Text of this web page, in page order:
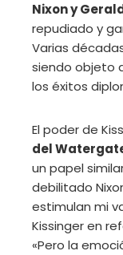
Nixon y
repudiado y
Varias
siendo objeto
los éxitos
El poder de
del
un papel
debilitado
estimulan mi
Kissinger en
«Pero la